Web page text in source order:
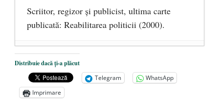
Scriitor, regizor şi publicist, ultima carte
publicată: Reabilitarea politicii (2000).
De ce urăşte stânga banii lichizi. Războiul
cu cash-ul, sau drumul spre sclavia totală
9 februarie 2017
Ce „nu trebuie să ştiţi” despre legătura
Distribuie dacă ți-a plăcut
Telegram
WhatsApp
Imprimare